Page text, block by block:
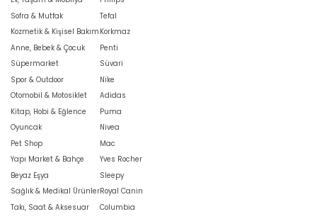
Sofra & Mutfak
Kozmetik & Kişisel Bakım
Anne, Bebek & Çocuk
Süpermarket
Spor & Outdoor
Otomobil & Motosiklet
Kitap, Hobi & Eğlence
Oyuncak
Pet Shop
Yapı Market & Bahçe
Beyaz Eşya
Sağlık & Medikal Ürünler
Takı, Saat & Aksesuar
Tefal
Korkmaz
Penti
Süvari
Nike
Adidas
Puma
Nivea
Mac
Yves Rocher
Sleepy
Royal Canin
Columbia